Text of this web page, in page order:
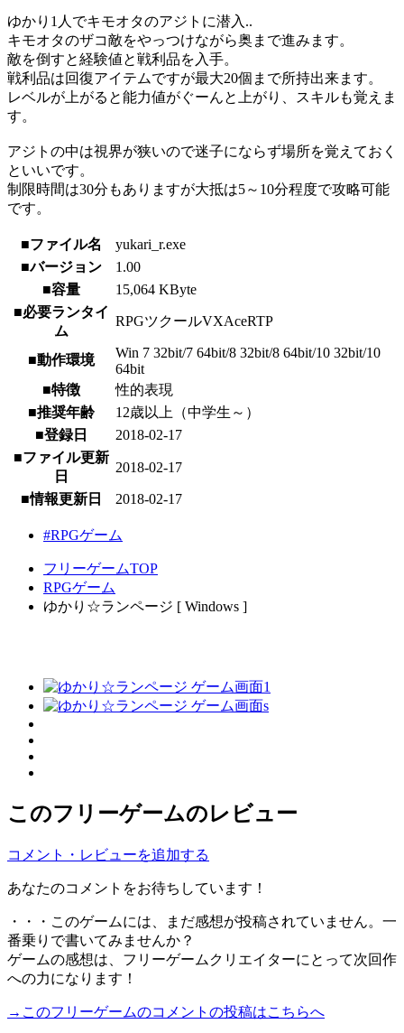
ゆかり1人でキモオタのアジトに潜入..
キモオタのザコ敵をやっつけながら奥まで進みます。
敵を倒すと経験値と戦利品を入手。
戦利品は回復アイテムですが最大20個まで所持出来ます。
レベルが上がると能力値がぐーんと上がり、スキルも覚えま
す。
アジトの中は視界が狭いので迷子にならず場所を覚えておく
といいです。
制限時間は30分もありますが大抵は5～10分程度で攻略可能
です。
■ファイル名
yukari_r.exe
■バージョン
1.00
■容量
15,064 KByte
■必要ランタイ
ム
RPGツクールVXAceRTP
■動作環境
Win 7 32bit/7 64bit/8 32bit/8 64bit/10 32bit/10
64bit
■特徴
性的表現
■推奨年齢
12歳以上（中学生～）
■登録日
2018-02-17
■ファイル更新
日
2018-02-17
■情報更新日 2018-02-17
#RPGゲーム
フリーゲームTOP
RPGゲーム
ゆかり☆ランページ [ Windows ]
このフリーゲームのレビュー
コメント・レビューを追加する
あなたのコメントをお待ちしています！
・・・このゲームには、まだ感想が投稿されていません。一
番乗りで書いてみませんか？
ゲームの感想は、フリーゲームクリエイターにとって次回作
への力になります！
→このフリーゲームのコメントの投稿はこちらへ